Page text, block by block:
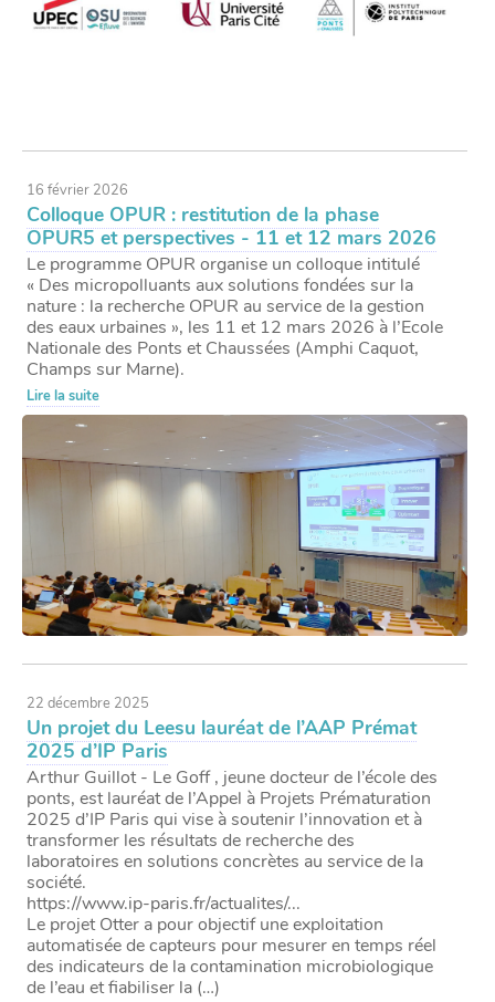
16 février 2026
Colloque OPUR : restitution de la phase
OPUR5 et perspectives - 11 et 12 mars 2026
Le programme OPUR organise un colloque intitulé
« Des micropolluants aux solutions fondées sur la
nature : la recherche OPUR au service de la gestion
des eaux urbaines », les 11 et 12 mars 2026 à l’Ecole
Nationale des Ponts et Chaussées (Amphi Caquot,
Champs sur Marne).
Lire la suite
22 décembre 2025
Un projet du Leesu lauréat de l’AAP Prémat
2025 d’IP Paris
Arthur Guillot - Le Goff , jeune docteur de l’école des
ponts, est lauréat de l’Appel à Projets Prématuration
2025 d’IP Paris qui vise à soutenir l’innovation et à
transformer les résultats de recherche des
laboratoires en solutions concrètes au service de la
société.
https://www.ip-paris.fr/actualites/...
Le projet Otter a pour objectif une exploitation
automatisée de capteurs pour mesurer en temps réel
des indicateurs de la contamination microbiologique
de l’eau et fiabiliser la (…)